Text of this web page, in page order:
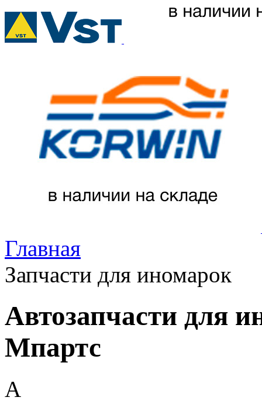
Главная
Запчасти для иномарок
Автозапчасти для
Мпартс
A